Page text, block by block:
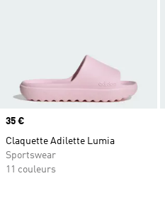
Prix
35 €
Claquette Adilette Lumia
Sportswear
11 couleurs